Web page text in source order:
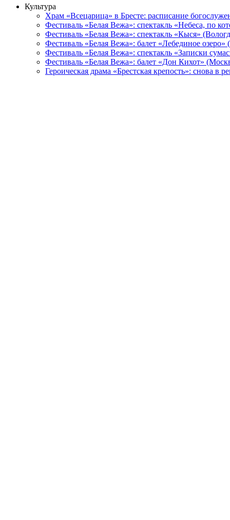
Культура
Храм «Всецарица» в Бресте: расписание
Фестиваль «Белая Вежа»: спектакль «Небеса, по
Фестиваль «Белая Вежа»: спектакль «Кыся»
Фестиваль «Белая Вежа»: балет «Лебединое
Фестиваль «Белая Вежа»: спектакль «Записки
Фестиваль «Белая Вежа»: балет «Дон Кихот»
Героическая драма «Брестская крепость»: снова в